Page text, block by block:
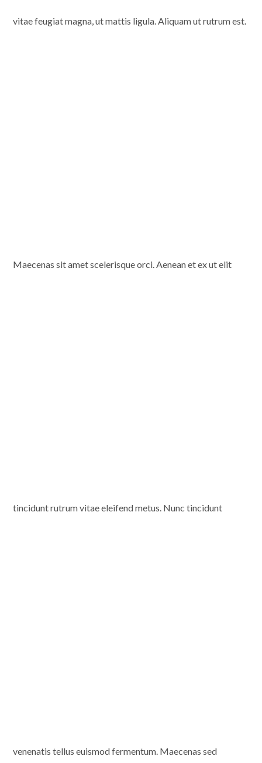
vitae feugiat magna, ut mattis ligula. Aliquam ut rutrum est.
Maecenas sit amet scelerisque orci. Aenean et ex ut elit
tincidunt rutrum vitae eleifend metus. Nunc tincidunt
venenatis tellus euismod fermentum. Maecenas sed